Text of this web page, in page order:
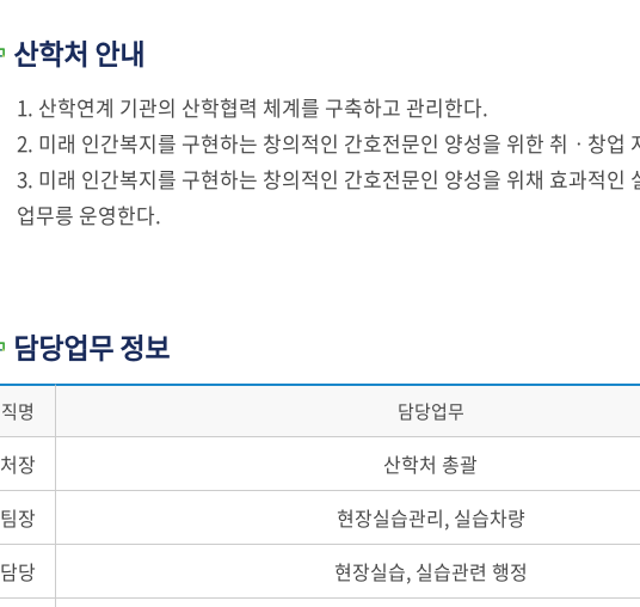
산학처 안내
1. 산학연계 기관의 산학협력 체계를 구축하고 관리한다.
2. 미래 인간복지를 구현하는 창의적인 간호전문인 양성을 위한 취ㆍ창업
3. 미래 인간복지를 구현하는 창의적인 간호전문인 양성을 위채 효과적
업무릉 운영한다.
담당업무 정보
직명 담당업무
처장 산학처 총괄
팀장
현장실습관리, 실습차량
담당
현장실습, 실습관련 행정